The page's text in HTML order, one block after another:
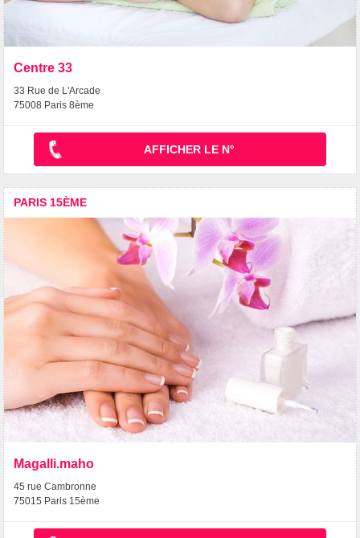
Centre 33
33 Rue de L'Arcade
75008 Paris 8ème
AFFICHER LE N°
PARIS 15ÈME
Magalli.maho
45 rue Cambronne
75015 Paris 15ème